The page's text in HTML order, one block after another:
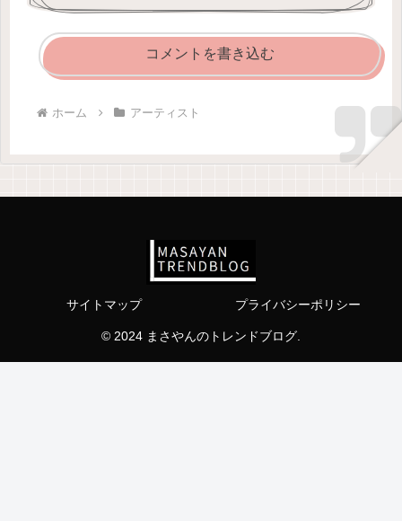
コメントを書き込む
ホーム アーティスト
サイトマップ プライバシーポリシー
© 2024 まさやんのトレンドブログ.